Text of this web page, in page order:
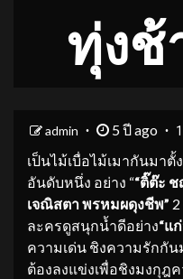
ทุ่งช้
admin 5 ปี ago
เป็นไม้เบื่อไม้เมากันมา
อันดับหนึ่ง อย่าง ““ติ๊ต๊ะ
เจณิสตา พรหมผดุงชีพ”
ละครดูสนุกน้ำดีอย่าง“แ
ความเด่น ชิงความรักกั
ต้องลงแข่งเพื่อชิงมงกุฎ